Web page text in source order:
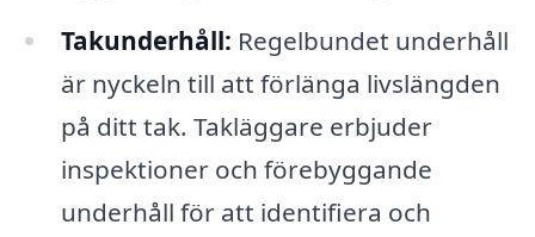
Takunderhåll: Regelbundet underhåll
är nyckeln till att förlänga livslängden
på ditt tak. Takläggare erbjuder
inspektioner och förebyggande
underhåll för att identifiera och